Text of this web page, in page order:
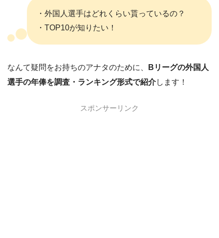
・外国人選手はどれくらい貰っているの？
・TOP10が知りたい！
なんて疑問をお持ちのアナタのために、
Bリーグの外国人
選手の年俸を調査・ランキング形式で紹介します！
スポンサーリンク